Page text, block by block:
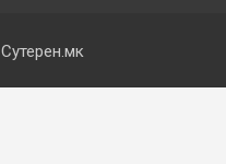
Сутерен.мк